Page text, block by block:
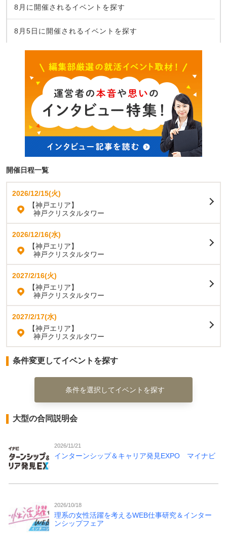
8月に開催されるイベントを探す
8月5日に開催されるイベントを探す
開催日程一覧
2026/12/15(火)
【神戸エリア】
神戸クリスタルタワー
2026/12/16(水)
【神戸エリア】
神戸クリスタルタワー
2027/2/16(火)
【神戸エリア】
神戸クリスタルタワー
2027/2/17(水)
【神戸エリア】
神戸クリスタルタワー
条件変更してイベントを探す
条件を選択してイベントを探す
大型の合同説明会
2026/11/21
インターンシップ＆キャリア発見EXPO マイナビ
2026/10/18
理系の女性活躍を考えるWEB仕事研究＆インター
ンシップフェア